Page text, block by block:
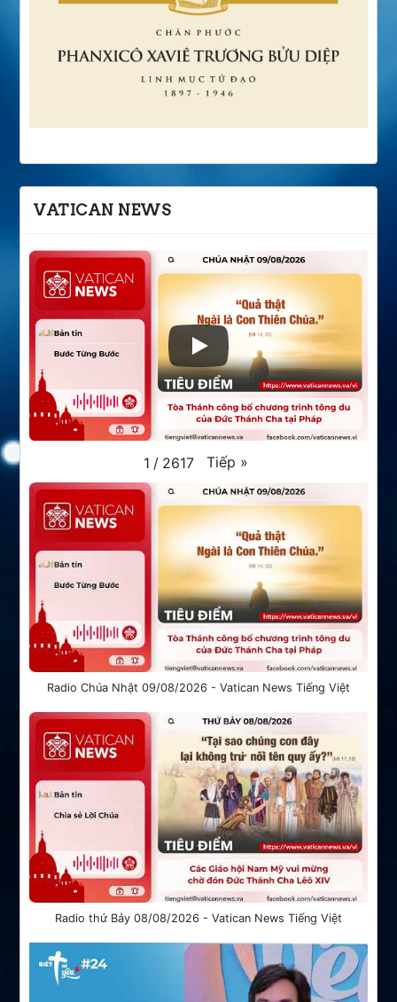
VATICAN NEWS
1 / 2617 Tiếp »
Radio Chúa Nhật 09/08/2026 - Vatican News Tiếng Việt
Radio thứ Bảy 08/08/2026 - Vatican News Tiếng Việt